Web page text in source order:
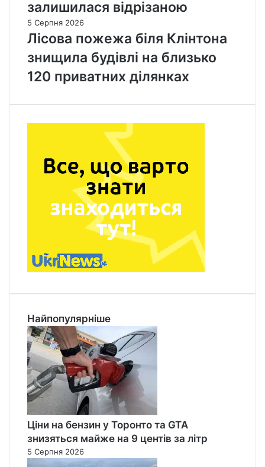
залишилася відрізаною
5 Серпня 2026
Лісова пожежа біля Клінтона
знищила будівлі на близько
120 приватних ділянках
Найпопулярніше
Ціни на бензин у Торонто та GTA
знизяться майже на 9 центів за літр
5 Серпня 2026